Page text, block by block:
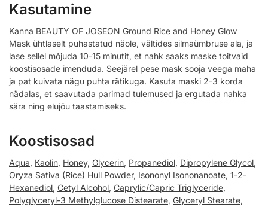
Kasutamine
Kanna BEAUTY OF JOSEON Ground Rice and Honey Glow
Mask ühtlaselt puhastatud näole, vältides silmaümbruse ala, ja
lase sellel mõjuda 10-15 minutit, et nahk saaks maske toitvaid
koostisosade imenduda. Seejärel pese mask sooja veega maha
ja pat kuivata nägu puhta rätikuga. Kasuta maski 2-3 korda
nädalas, et saavutada parimad tulemused ja ergutada nahka
sära ning elujõu taastamiseks.
Koostisosad
Aqua, Kaolin, Honey, Glycerin, Propanediol, Dipropylene Glycol,
Oryza Sativa (Rice) Hull Powder, Isononyl Isononanoate, 1-2-
Hexanediol, Cetyl Alcohol, Caprylic/Capric Triglyceride,
Polyglyceryl-3 Methylglucose Distearate, Glyceryl Stearate,